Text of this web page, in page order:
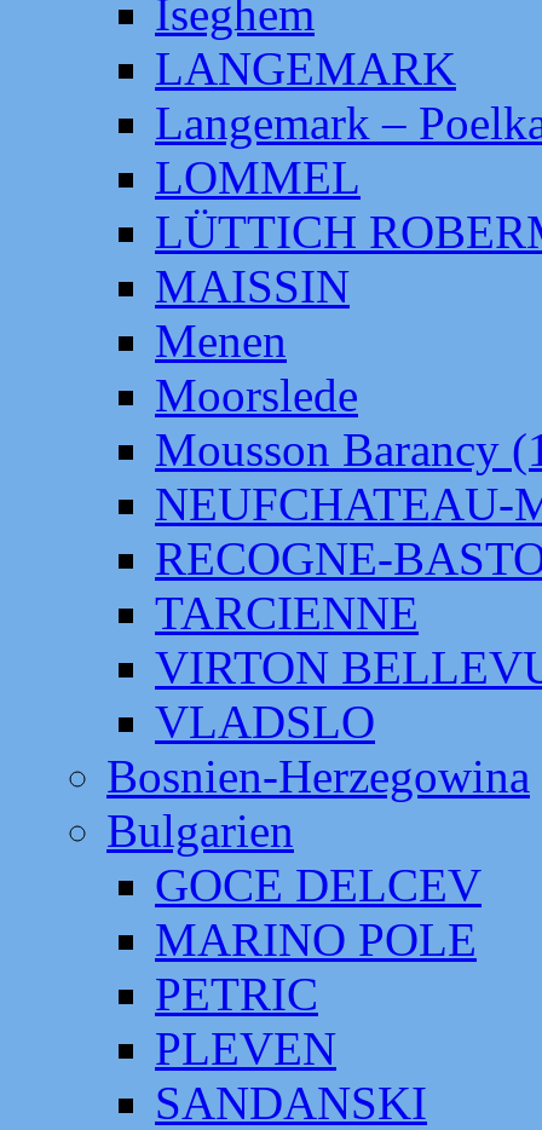
Iseghem
LANGEMARK
Langemark –
LOMMEL
LÜTTICH
MAISSIN
Menen
Moorslede
Mousson Barancy
NEUFCHATEAU-
RECOGNE-
TARCIENNE
VIRTON
VLADSLO
Bosnien-Herzegowina
Bulgarien
GOCE DELCEV
MARINO POLE
PETRIC
PLEVEN
SANDANSKI